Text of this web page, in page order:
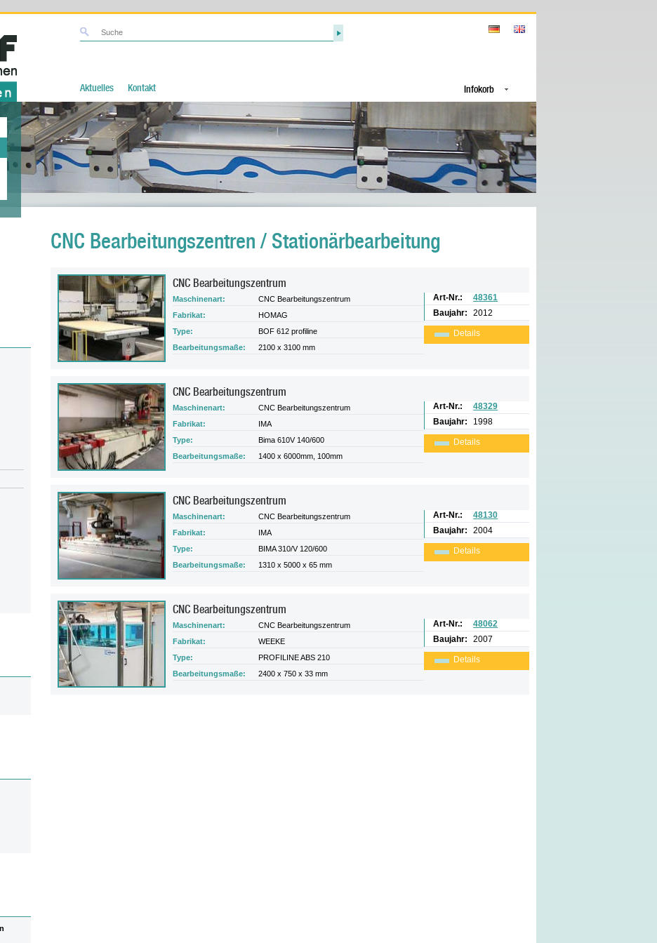
Infokorb
Aktuelles Kontakt
CNC Bearbeitungszentren / Stationärbearbeitung
CNC Bearbeitungszentrum
Maschinenart:
CNC Bearbeitungszentrum
Fabrikat:
HOMAG
Type:
BOF 612 profiline
Bearbeitungsmaße:
2100 x 3100 mm
Art-Nr.:
48361
Baujahr:
2012
Details
CNC Bearbeitungszentrum
Maschinenart:
CNC Bearbeitungszentrum
Fabrikat:
IMA
Type:
Bima 610V 140/600
Bearbeitungsmaße:
1400 x 6000mm, 100mm
Art-Nr.:
48329
Baujahr:
1998
Details
CNC Bearbeitungszentrum
Maschinenart:
CNC Bearbeitungszentrum
Fabrikat:
IMA
Type:
BIMA 310/V 120/600
Bearbeitungsmaße:
1310 x 5000 x 65 mm
Art-Nr.:
48130
Baujahr:
2004
Details
CNC Bearbeitungszentrum
Maschinenart:
CNC Bearbeitungszentrum
Fabrikat:
WEEKE
Type:
PROFILINE ABS 210
Bearbeitungsmaße:
2400 x 750 x 33 mm
Art-Nr.:
48062
Baujahr:
2007
Details